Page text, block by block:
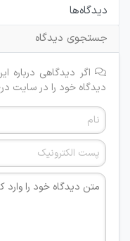
دیدگاه‌ها
جستجوی دیدگاه
اگر دیدگاهی درباره
دیدگاه خود را در سایت